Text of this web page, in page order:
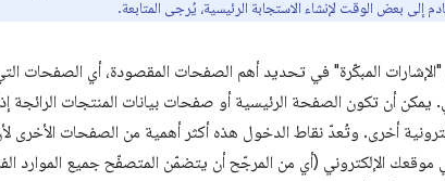
إلى بعض الوقت لإنشاء الاستجابة الرئيسية، يُرجى المتابعة.
"الإشارات المبكّرة" في تحديد أهم الصفحات المقصودة، أي الصفحات
يمكن أن تكون الصفحة الرئيسية أو صفحات بيانات المنتجات الرائجة
أخرى. وتُعدّ نقاط الدخول هذه أكثر أهمية من الصفحات الأخرى لأنّ
الإلكتروني (أي من المرجّح أن يتضمّن المتصفّح جميع الموارد